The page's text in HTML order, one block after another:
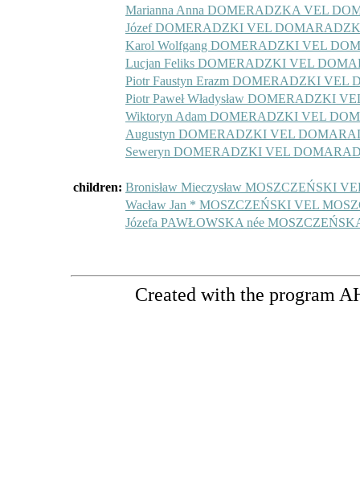
Marianna Anna DOMERADZKA VEL
Józef DOMERADZKI VEL
Karol Wolfgang DOMERADZKI VEL
Lucjan Feliks DOMERADZKI VEL
Piotr Faustyn Erazm DOMERADZKI
Piotr Paweł Władysław DOMERADZKI
Wiktoryn Adam DOMERADZKI VEL
Augustyn DOMERADZKI VEL
Seweryn DOMERADZKI VEL
children: Bronisław Mieczysław MOSZCZEŃSKI
Wacław Jan * MOSZCZEŃSKI VEL
Józefa PAWŁOWSKA née
Created with the program